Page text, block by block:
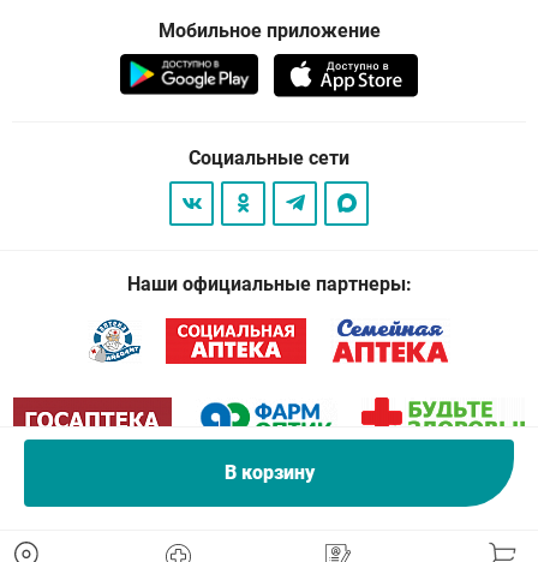
В корзину
Мобильное приложение
Социальные сети
Наши официальные партнеры: